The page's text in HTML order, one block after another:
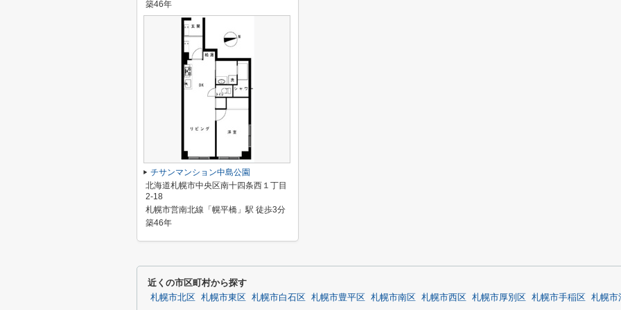
築46年
チサンマンション中島公園
北海道札幌市中央区南十四条西１丁目
2-18
札幌市営南北線「幌平橋」駅 徒歩3分
築46年
近くの市区町村から探す
札幌市北区 札幌市東区 札幌市白石区 札幌市豊平区 札幌市南区 札幌市西区 札幌市厚別区 札幌市手稲区 札幌市